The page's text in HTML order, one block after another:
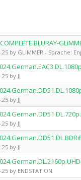
by GLiMMER - Sprache:
by JJ
by JJ
by JJ
by JJ
by ENDSTATiON